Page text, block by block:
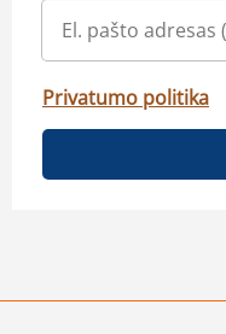
Privatumo politika